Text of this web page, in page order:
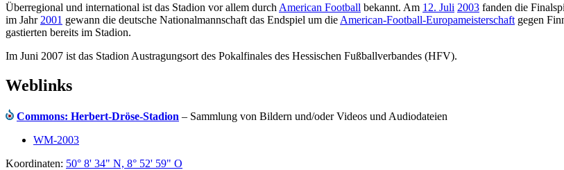
Überregional und international ist das Stadion vor allem durch American Football bekannt. Am 12. Juli 2003 fanden die
im Jahr 2001 gewann die deutsche Nationalmannschaft das Endspiel um die American-Football-Europameisterschaft gegen
gastierten bereits im Stadion.
Im Juni 2007 ist das Stadion Austragungsort des Pokalfinales des Hessischen Fußballverbandes (HFV).
Weblinks
Commons: Herbert-Dröse-Stadion – Sammlung von Bildern und/oder Videos und Audiodateien
WM-2003
Koordinaten: 50° 8' 34" N, 8° 52' 59" O